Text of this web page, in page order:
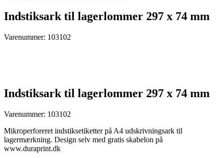
Indstiksark til lagerlommer 297 x 74 mm
Varenummer: 103102
Indstiksark til lagerlommer 297 x 74 mm
Varenummer: 103102
Mikroperforeret indstiksetiketter på A4 udskrivningsark til
lagermærkning. Design selv med gratis skabelon på
www.duraprint.dk